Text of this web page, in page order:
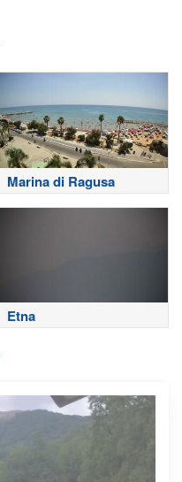
Marina di Ragusa
Etna